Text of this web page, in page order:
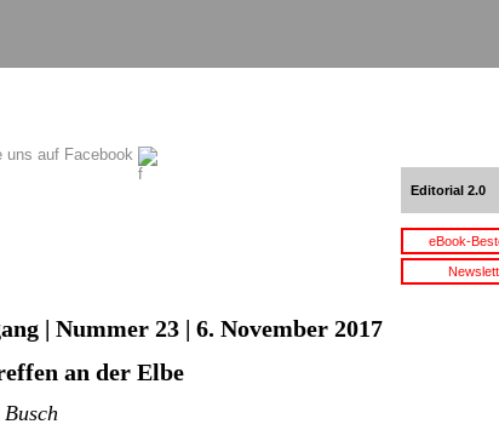
uns auf Facebook
Editorial 2.0
eBook-
| Nummer 23 | 6. November 2017
an der Elbe